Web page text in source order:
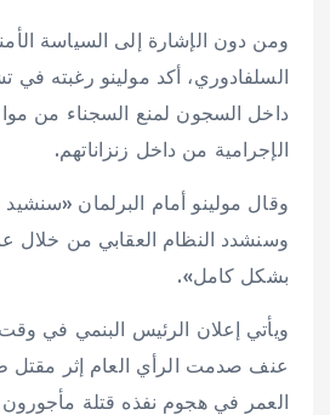
ومن دون الإشارة إلى السياسة
السلفادوري، أكد مولينو رغبته في
داخل السجون لمنع السجناء من
الإجرامية من داخل زنزاناتهم.
وقال مولينو أمام البرلمان
وسنشدد النظام العقابي من خلال
بشكل كامل».
ويأتي إعلان الرئيس البنمي في
عنف صدمت الرأي العام إثر مقتل
العمر في هجوم نفذه قتلة